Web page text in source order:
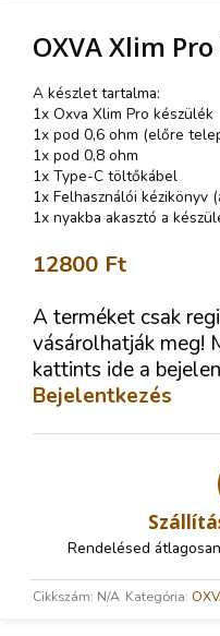
OXVA Xlim
A készlet tartalma:
1x Oxva Xlim Pro készülék
1x pod 0,6 ohm (előre
1x pod 0,8 ohm
1x Type-C töltőkábel
1x Felhasználói kézikönyv
1x nyakba akasztó a
12800 Ft
A terméket csak
vásárolhatják meg!
kattints ide a
Bejelentkezés
Rendelésed
Cikkszám: N/A Kategória: